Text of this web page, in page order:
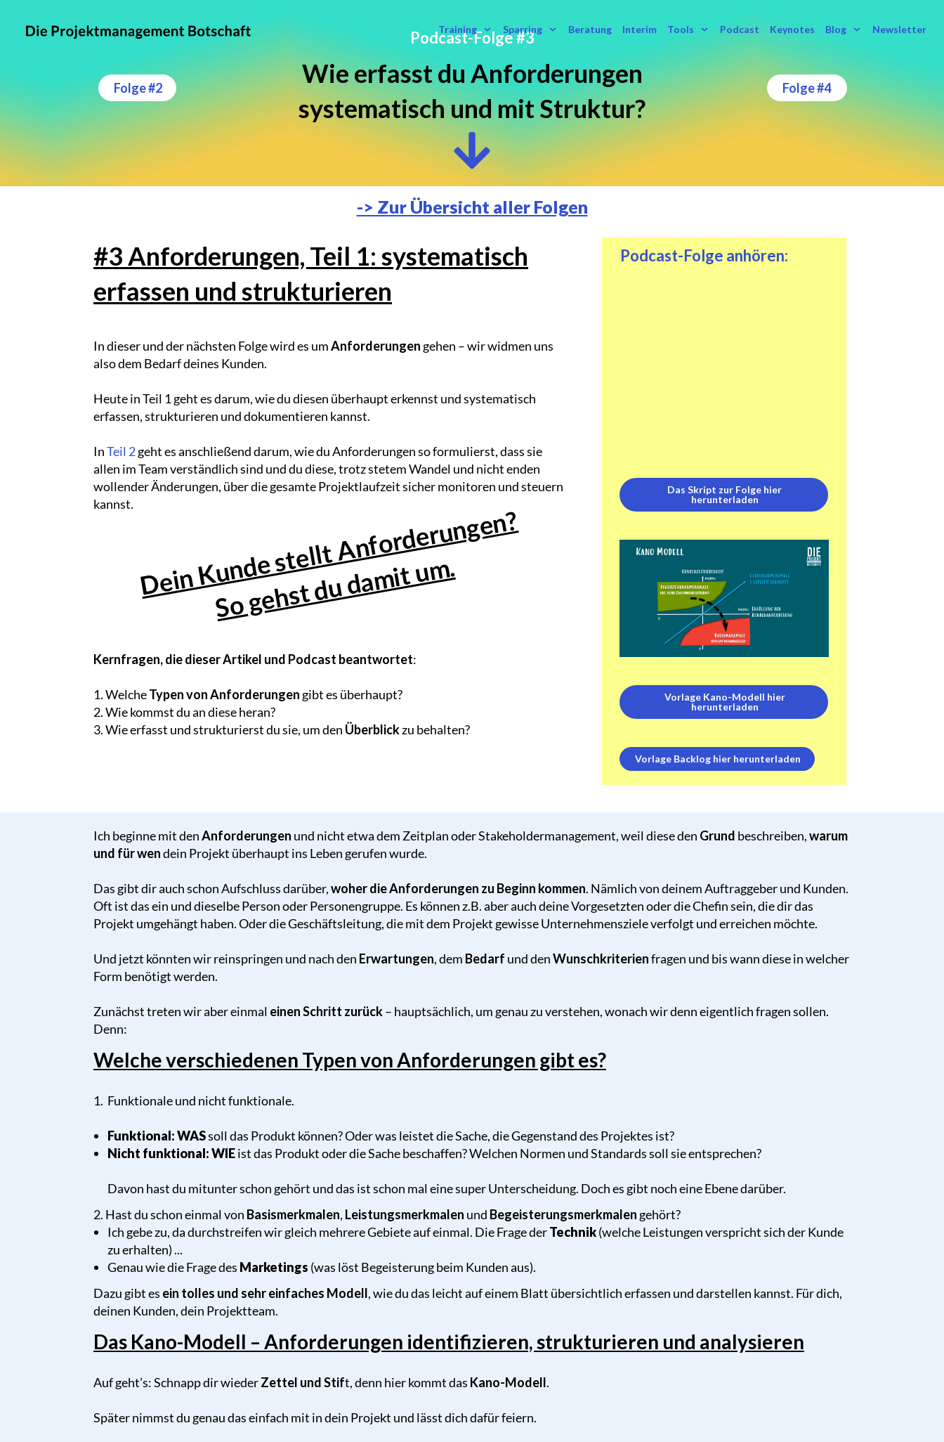
Training Sparring Beratung Interim Tools Podcast Keynotes Blog Newsletter
Folge #2
Podcast-Folge #3
Wie erfasst du Anforderungen
systematisch und mit Struktur?
Folge #4
-> Zur Übersicht aller Folgen
#3 Anforderungen, Teil 1: systematisch
erfassen und strukturieren
In dieser und der nächsten Folge wird es umAnforderungen gehen – wir widmen uns
also dem Bedarf deines Kunden.
Heute in Teil 1 geht es darum, wie du diesen überhaupt erkennst und systematisch
erfassen, strukturieren und dokumentieren kannst.
InTeil 2geht es anschließend darum, wie du Anforderungen so formulierst, dass sie
allen im Team verständlich sind und du diese, trotz stetem Wandel und nicht enden
wollender Änderungen, über die gesamte Projektlaufzeit sicher monitoren und steuern
kannst.
Dein Kunde stellt Anforderungen?
So gehst du damit um.
Kernfragen, die dieser Artikel und Podcast beantwortet:
1. WelcheTypen von Anforderungen gibt es überhaupt?
2. Wie kommst du an diese heran?
3. Wie erfasst und strukturierst du sie, um den Überblickzu behalten?
Podcast-Folge anhören:
Das Skript zur Folge hier
herunterladen
Vorlage Kano-Modell hier
herunterladen
Vorlage Backlog hier herunterladen
Ich beginne mit denAnforderungen und nicht etwa dem Zeitplan oder Stakeholdermanagement, weil diese den Grund beschreiben,warum
und für wendein Projekt überhaupt ins Leben gerufen wurde.
Das gibt dir auch schon Aufschluss darüber,woher die Anforderungen zu Beginn kommen. Nämlich von deinem Auftraggeber und Kunden.
Oft ist das ein und dieselbe Person oder Personengruppe. Es können z.B. aber auch deine Vorgesetzten oder die Chefin sein, die dir das
Projekt umgehängt haben. Oder die Geschäftsleitung, die mit dem Projekt gewisse Unternehmensziele verfolgt und erreichen möchte.
Und jetzt könnten wir reinspringen und nach den Erwartungen, dem Bedarf und denWunschkriterienfragen und bis wann diese in welcher
Form benötigt werden.
Zunächst treten wir aber einmal einen Schritt zurück– hauptsächlich, um genau zu verstehen, wonach wir denn eigentlich fragen sollen.
Denn:
Welche verschiedenen Typen von Anforderungen gibt es?
1. Funktionale und nicht funktionale.
Funktional: WASsoll das Produkt können? Oder was leistet die Sache, die Gegenstand des Projektes ist?
Nicht funktional: WIEist das Produkt oder die Sache beschaffen? Welchen Normen und Standards soll sie entsprechen?
Davon hast du mitunter schon gehört und das ist schon mal eine super Unterscheidung. Doch es gibt noch eine Ebene darüber.
2. Hast du schon einmal von Basismerkmalen, Leistungsmerkmalen und Begeisterungsmerkmalengehört?
Ich gebe zu, da durchstreifen wir gleich mehrere Gebiete auf einmal. Die Frage derTechnik(welche Leistungen verspricht sich der Kunde
zu erhalten) ...
Genau wie die Frage des Marketings (was löst Begeisterung beim Kunden aus).
Dazu gibt es ein tolles und sehr einfaches Modell, wie du das leicht auf einem Blatt übersichtlich erfassen und darstellen kannst. Für dich,
deinen Kunden, dein Projektteam.
Das Kano-Modell – Anforderungen identifizieren, strukturieren und analysieren
Auf geht’s: Schnapp dir wiederZettel und Stift, denn hier kommt das Kano-Modell.
Später nimmst du genau das einfach mit in dein Projekt und lässt dich dafür feiern.